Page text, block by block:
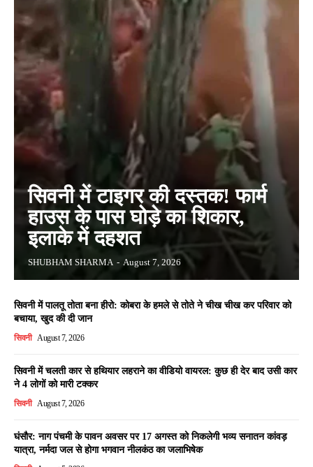
सिवनी में टाइगर की दस्तक! फार्म
हाउस के पास घोड़े का शिकार,
इलाके में दहशत
SHUBHAM SHARMA - August 7, 2026
सिवनी में पालतू तोता बना हीरो: कोबरा के हमले से तोते ने चीख चीख कर परिवार को
बचाया, खुद की दी जान
सिवनी August 7, 2026
सिवनी में चलती कार से हथियार लहराने का वीडियो वायरल: कुछ ही देर बाद उसी कार
ने 4 लोगों को मारी टक्कर
सिवनी August 7, 2026
घंसौर: नाग पंचमी के पावन अवसर पर 17 अगस्त को निकलेगी भव्य सनातन कांवड़
यात्रा, नर्मदा जल से होगा भगवान नीलकंठ का जलाभिषेक